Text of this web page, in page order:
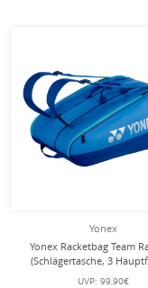
Yonex
Yonex Racketbag Team
(Schlägertasche, 3
Schuhfach) 2025 blau
UVP: 99,90€